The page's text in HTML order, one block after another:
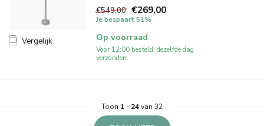
Vergelijk
€549,00 €269,00
Je bespaart 51%
Op voorraad
Voor 12:00 besteld, dezelfde dag
verzonden.
Toon 1 - 24van 32